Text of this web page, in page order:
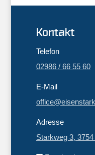
Kontakt
Telefon
02986 / 66 55 60
E-Mail
Adresse
Starkweg 3,